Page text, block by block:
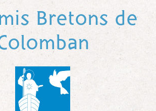
Bretons de